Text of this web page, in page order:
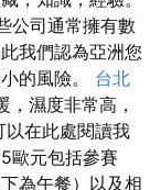
公司通常擁有數
我們認為亞洲您
的風險。 台北
濕度非常高，
以在此處閱讀我
歐元包括參賽
為午餐）以及相